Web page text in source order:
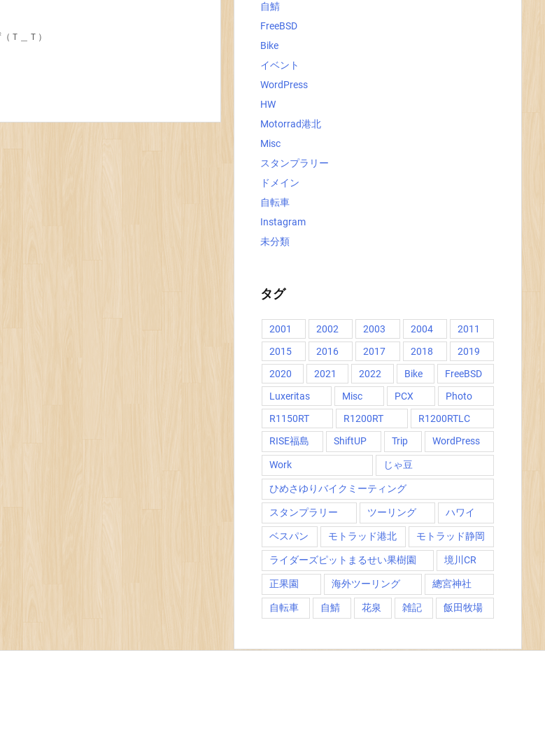
Ｔ＿Ｔ）
自鯖
FreeBSD
Bike
イベント
WordPress
HW
Motorrad港北
Misc
スタンプラリー
ドメイン
自転車
Instagram
未分類
タグ
2001 2002 2003 2004
2011
2015
2016 2017 2018
2019
2020
2021 2022 Bike
FreeBSD
Luxeritas
Misc PCX
Photo
R1150RT
R1200RT
R1200RTLC
RISE福島
ShiftUP Trip WordPress
Work じゃ豆
ひめさゆりバイクミーティング
スタンプラリー ツーリング ハワイ
ベスパン モトラッド港北 モトラッド静岡
ライダーズピットまるせい果樹園 境川CR
正果園 海外ツーリング 總宮神社
自転車 自鯖 花泉 雑記 飯田牧場